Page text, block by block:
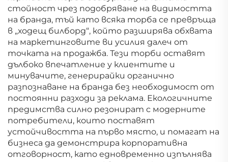
повърхност и
златно фолио
стойност чрез подобряване на видимостта
на бранда, тъй като всяка торба се превръща
в „ходещ билборд“, който разширява обхвата
на маркетинговите ви усилия далеч от
точката на продажба. Тези торби оставят
дълбоко впечатление у клиентите и
минувачите, генерирайки органично
разпознаване на бранда без необходимост от
постоянни разходи за реклама. Екологичните
предимства силно резонират с модерните
потребители, които поставят
устойчивостта на първо място, и помагат на
бизнеса да демонстрира корпоративна
отговорност, като едновременно изпълнява